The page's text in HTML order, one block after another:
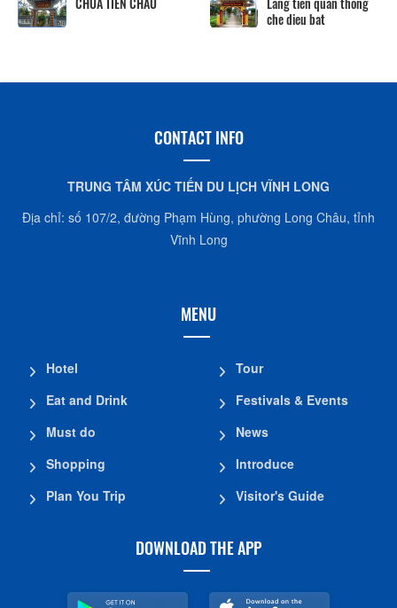
che dieu bat
CONTACT INFO
TRUNG TÂM XÚC TIẾN DU LỊCH VĨNH LONG
Địa chỉ: số 107/2, đường Phạm Hùng, phường Long Châu, tỉnh
Vĩnh Long
MENU
Hotel
Eat and Drink
Must do
Shopping
Plan You Trip
Tour
Festivals & Events
News
Introduce
Visitor's Guide
DOWNLOAD THE APP